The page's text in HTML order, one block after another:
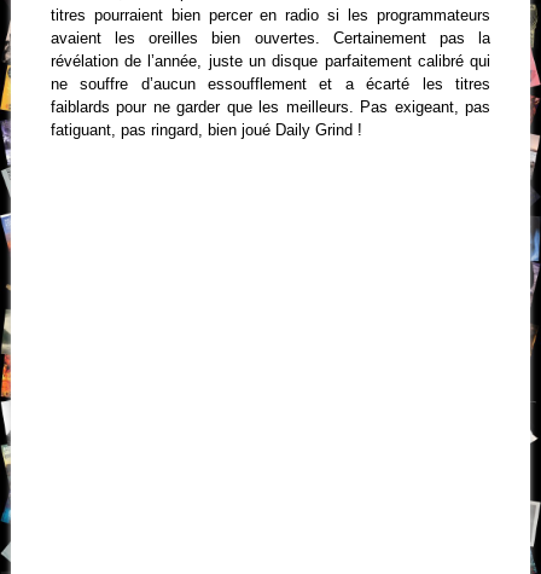
titres pourraient bien percer en radio si les programmateurs
avaient les oreilles bien ouvertes. Certainement pas la
révélation de l’année, juste un disque parfaitement calibré qui
ne souffre d’aucun essoufflement et a écarté les titres
faiblards pour ne garder que les meilleurs. Pas exigeant, pas
fatiguant, pas ringard, bien joué Daily Grind !